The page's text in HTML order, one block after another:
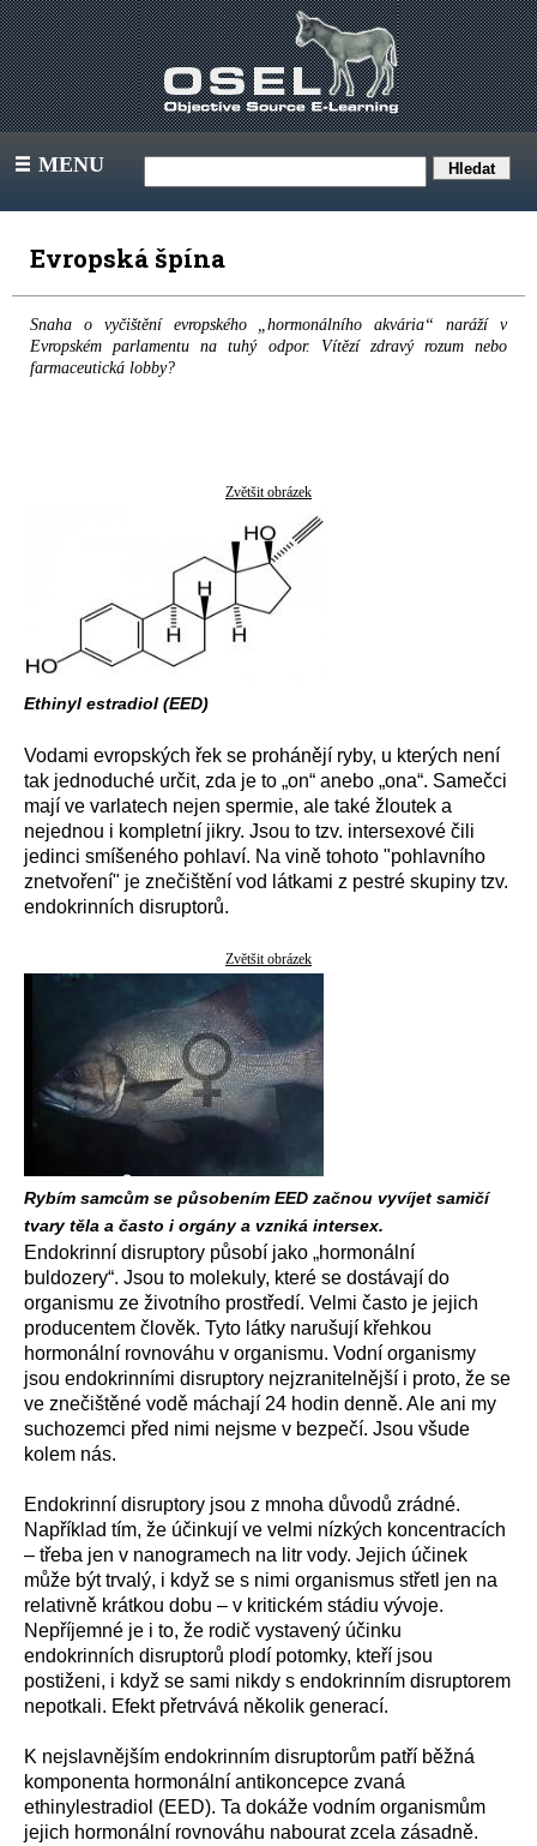
III MENU
Evropská špína
Snaha o vyčištění evropského „hormonálního akvária“ naráží v
Evropském parlamentu na tuhý odpor. Vítězí zdravý rozum nebo
farmaceutická lobby?
Zvětšit obrázek
Ethinyl estradiol (EED)
Vodami evropských řek se prohánějí ryby, u kterých není
tak jednoduché určit, zda je to „on“ anebo „ona“. Samečci
mají ve varlatech nejen spermie, ale také žloutek a
nejednou i kompletní jikry. Jsou to tzv. intersexové čili
jedinci smíšeného pohlaví. Na vině tohoto "pohlavního
znetvoření" je znečištění vod látkami z pestré skupiny tzv.
endokrinních disruptorů.
Zvětšit obrázek
Rybím samcům se působením EED začnou vyvíjet samičí
tvary těla a často i orgány a vzniká intersex.
Endokrinní disruptory působí jako „hormonální
buldozery“. Jsou to molekuly, které se dostávají do
organismu ze životního prostředí. Velmi často je jejich
producentem člověk. Tyto látky narušují křehkou
hormonální rovnováhu v organismu. Vodní organismy
jsou endokrinními disruptory nejzranitelnější i proto, že se
ve znečištěné vodě máchají 24 hodin denně. Ale ani my
suchozemci před nimi nejsme v bezpečí. Jsou všude
kolem nás.
Endokrinní disruptory jsou z mnoha důvodů zrádné.
Například tím, že účinkují ve velmi nízkých koncentracích
– třeba jen v nanogramech na litr vody. Jejich účinek
může být trvalý, i když se s nimi organismus střetl jen na
relativně krátkou dobu – v kritickém stádiu vývoje.
Nepříjemné je i to, že rodič vystavený účinku
endokrinních disruptorů plodí potomky, kteří jsou
postiženi, i když se sami nikdy s endokrinním disruptorem
nepotkali. Efekt přetrvává několik generací.
K nejslavnějším endokrinním disruptorům patří běžná
komponenta hormonální antikoncepce zvaná
ethinylestradiol (EED). Ta dokáže vodním organismům
jejich hormonální rovnováhu nabourat zcela zásadně.